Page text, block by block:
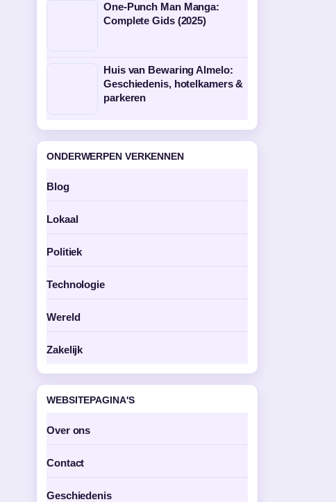
One-Punch Man Manga:
Complete Gids (2025)
Huis van Bewaring Almelo:
Geschiedenis, hotelkamers &
parkeren
ONDERWERPEN VERKENNEN
Blog
Lokaal
Politiek
Technologie
Wereld
Zakelijk
WEBSITEPAGINA'S
Over ons
Contact
Geschiedenis